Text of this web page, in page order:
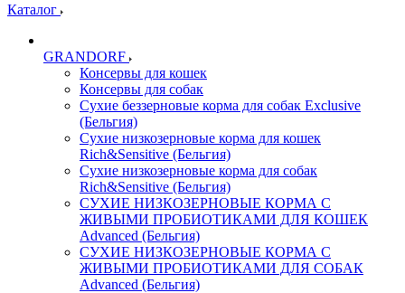
Каталог
GRANDORF
Консервы для кошек
Консервы для собак
Сухие беззерновые корма для собак Exclusive
(Бельгия)
Сухие низкозерновые корма для кошек
Rich&Sensitive (Бельгия)
Сухие низкозерновые корма для собак
Rich&Sensitive (Бельгия)
СУХИЕ НИЗКОЗЕРНОВЫЕ КОРМА С
ЖИВЫМИ ПРОБИОТИКАМИ ДЛЯ КОШЕК
Advanced (Бельгия)
СУХИЕ НИЗКОЗЕРНОВЫЕ КОРМА С
ЖИВЫМИ ПРОБИОТИКАМИ ДЛЯ СОБАК
Advanced (Бельгия)